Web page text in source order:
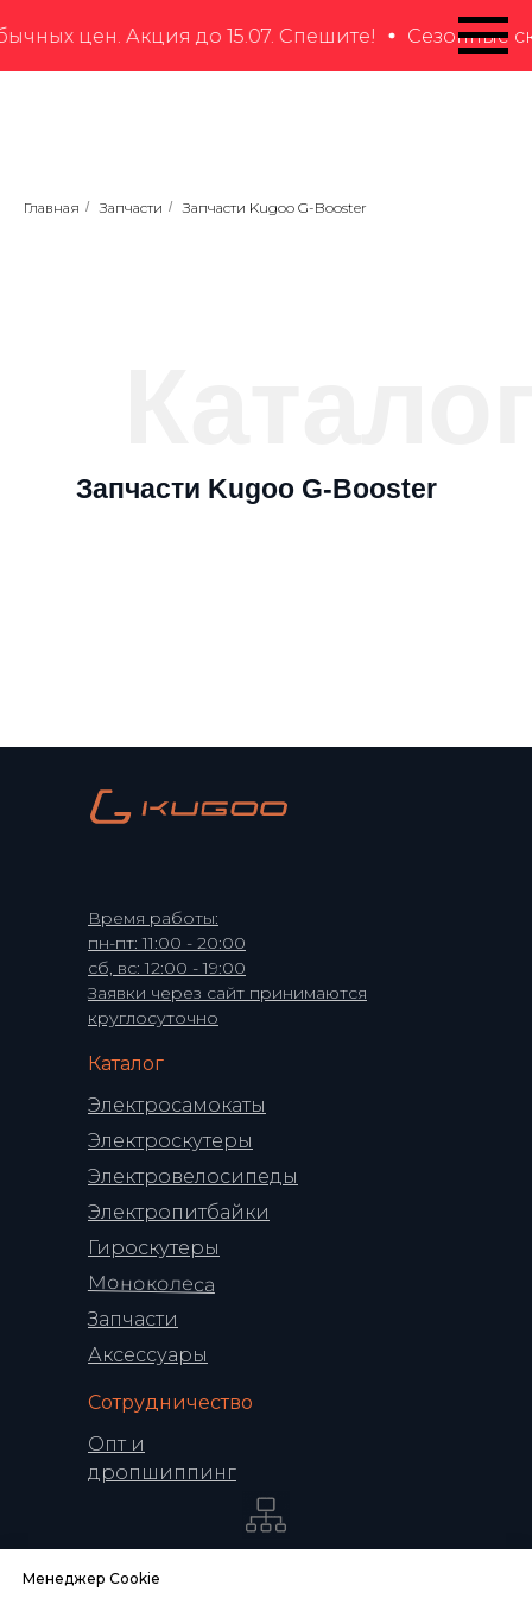
цен. Акция до 15.07. Спешите! Сезонные
Главная / Запчасти / Запчасти Kugoo G-Booster
Запчасти Kugoo G-Booster
Политика конфиденциальности
Электровелосипеды
Электропитбайки
Сотрудничество
Каталог
Электросамокаты
Электроскутеры
Гироскутеры
Запчасти
Аксессуары
Опт и
дропшиппинг
Время работы:
пн-пт: 11:00 - 20:00
сб, вс: 12:00 - 19:00
Заявки через сайт принимаются
круглосуточно
Моноколеса
Менеджер Cookie